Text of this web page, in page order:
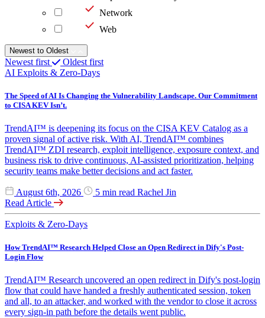
Network
Web
Newest to Oldest
Newest first
Oldest first
AI Exploits & Zero-Days
The Speed of AI Is Changing the Vulnerability Landscape. Our Commitment
to CISA KEV Isn’t.
TrendAI™ is deepening its focus on the CISA KEV Catalog as a
proven signal of active risk. With AI, TrendAI™ combines
TrendAI™ ZDI research, exploit intelligence, exposure context, and
business risk to drive continuous, AI-assisted prioritization, helping
security teams make better decisions and act faster.
August 6th, 2026 5 min read Rachel Jin
Read Article
Exploits & Zero-Days
How TrendAI™ Research Helped Close an Open Redirect in Dify's Post-
Login Flow
TrendAI™ Research uncovered an open redirect in Dify's post-login
flow that could have handed a freshly authenticated session, token
and all, to an attacker, and worked with the vendor to close it across
every sign-in path before the details went public.